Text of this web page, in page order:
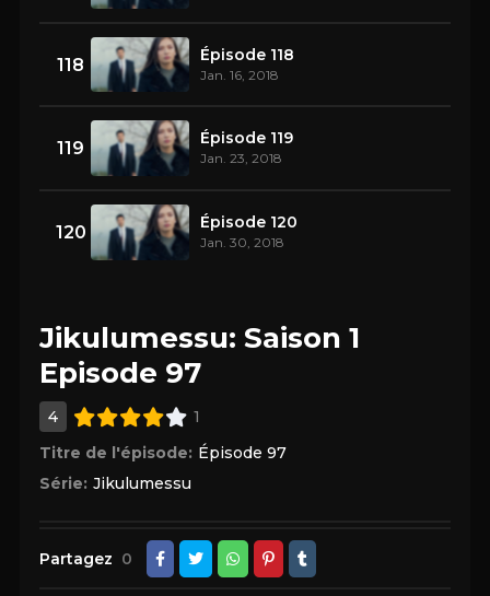
118 Épisode 118
Jan. 16, 2018
119 Épisode 119
Jan. 23, 2018
120 Épisode 120
Jan. 30, 2018
Jikulumessu: Saison 1
Episode 97
4
1
Titre de l'épisode: Épisode 97
Série: Jikulumessu
Partagez 0